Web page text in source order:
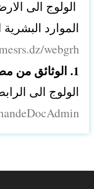
الموارد البشرية
webgrh
1. الوثائق من مصلحة المحاسبة
الولوج الى